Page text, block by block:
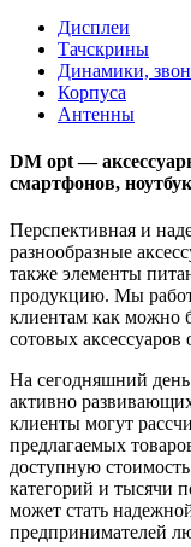
Дисплеи
Тачскрины
Динамики,
Корпуса
Антенны
DM opt —
смартфонов,
Перспективная и
разнообразные
также элементы
продукцию. Мы
клиентам как можно
сотовых
На сегодняшний
активно
клиенты могут
предлагаемых
доступную
категорий и тысячи
может стать
предпринимателей